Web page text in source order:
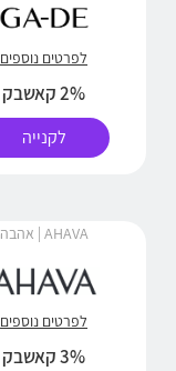
לפרטים נוספים
2% קאשבק
לקנייה
AHAVA | אהבה
לפרטים נוספים
3% קאשבק